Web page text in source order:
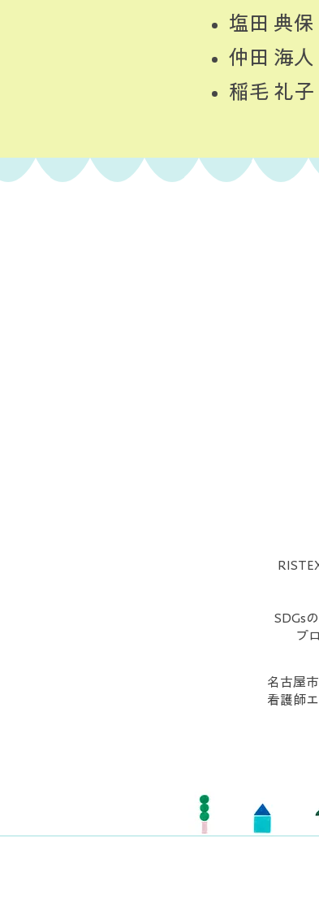
塩田 典
仲田 海人
稲毛 礼
SDGs
プ
名古屋
看護師